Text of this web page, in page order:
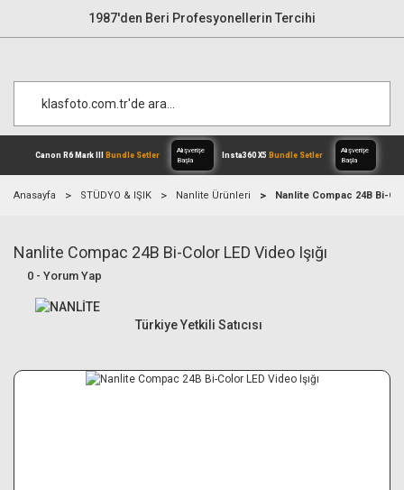
1987'den Beri Profesyonellerin Tercihi
Canon R6 Mark IIIBundle Setler
Alışverişe
Anasayfa STÜDYO & IŞIK Nanlite Ürünleri Nanlite Compac 24B Bi-
Nanlite Compac 24B Bi-Color LED Video Işığı
0 - Yorum Yap
Türkiye Yetkili Satıcısı